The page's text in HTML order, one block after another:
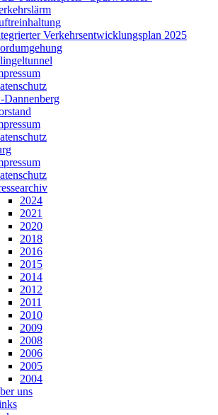
Verkehrsentwicklungsplan 2025
2024
2021
2020
2018
2016
2015
2014
2012
2011
2010
2009
2008
2006
2005
2004
uns